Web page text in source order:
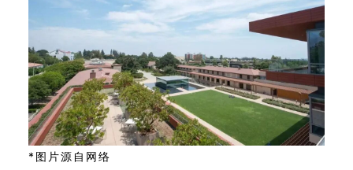
*图片源自网络